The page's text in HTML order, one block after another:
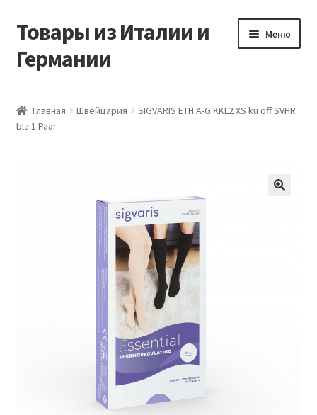
Перейти
навигации
Перейти
содержимому
Товары из Италии и
Германии
Меню
Виды доставки
Оформление заказа
Подтверждение заказа
Главная Швейцария
SIGVARIS ETH A-G KKL2 XS ku off SVHR
bla 1 Paar